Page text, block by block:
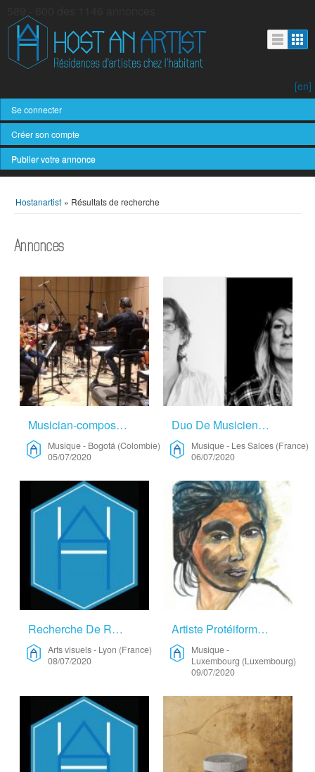
Se connecter
Créer son compte
[en]
Publier votre annonce
Hostanartist » Résultats de recherche
Annonces
Musician-composer And Singer – Musique
Musique- Bogotá (Colombie)
05/07/2020
Duo De Musiciens – Musique
Musique- Les Salces (France)
06/07/2020
Recherche De Résidence – Arts Visuels
Arts visuels- Lyon (France)
08/07/2020
Artiste Protéiforme En Recherche – Musique
Musique-
Luxembourg (Luxembourg)
09/07/2020